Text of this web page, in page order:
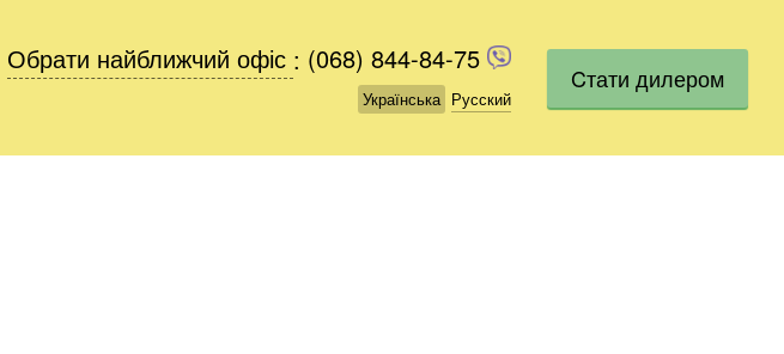
Обрати найближчий офіс (068) 844-84-75
Українська Русский
Обрати найближчий офіс : (068) 844-84-75
Українська Русский
Cтати дилером